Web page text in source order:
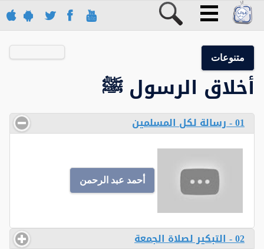
متنوعات
أخلاق الرسول ﷺ
01 - رسالة لكل المسلمين
أحمد عبد الرحمن
02 - التبكير لصلاة الجمعة